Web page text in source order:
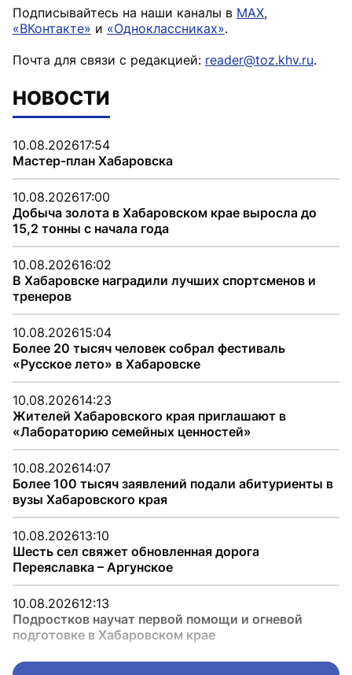
Подписывайтесь на наши каналы в MAX,
«ВКонтакте» и «Одноклассниках».
Почта для связи с редакцией: reader@toz.khv.ru.
НОВОСТИ
10.08.202617:54
Мастер-план Хабаровска
10.08.202617:00
Добыча золота в Хабаровском крае выросла до
15,2 тонны с начала года
10.08.202616:02
В Хабаровске наградили лучших спортсменов и
тренеров
10.08.202615:04
Более 20 тысяч человек собрал фестиваль
«Русское лето» в Хабаровске
10.08.202614:23
Жителей Хабаровского края приглашают в
«Лабораторию семейных ценностей»
10.08.202614:07
Более 100 тысяч заявлений подали абитуриенты в
вузы Хабаровского края
10.08.202613:10
Шесть сел свяжет обновленная дорога
Переяславка – Аргунское
10.08.202612:13
Подростков научат первой помощи и огневой
подготовке в Хабаровском крае